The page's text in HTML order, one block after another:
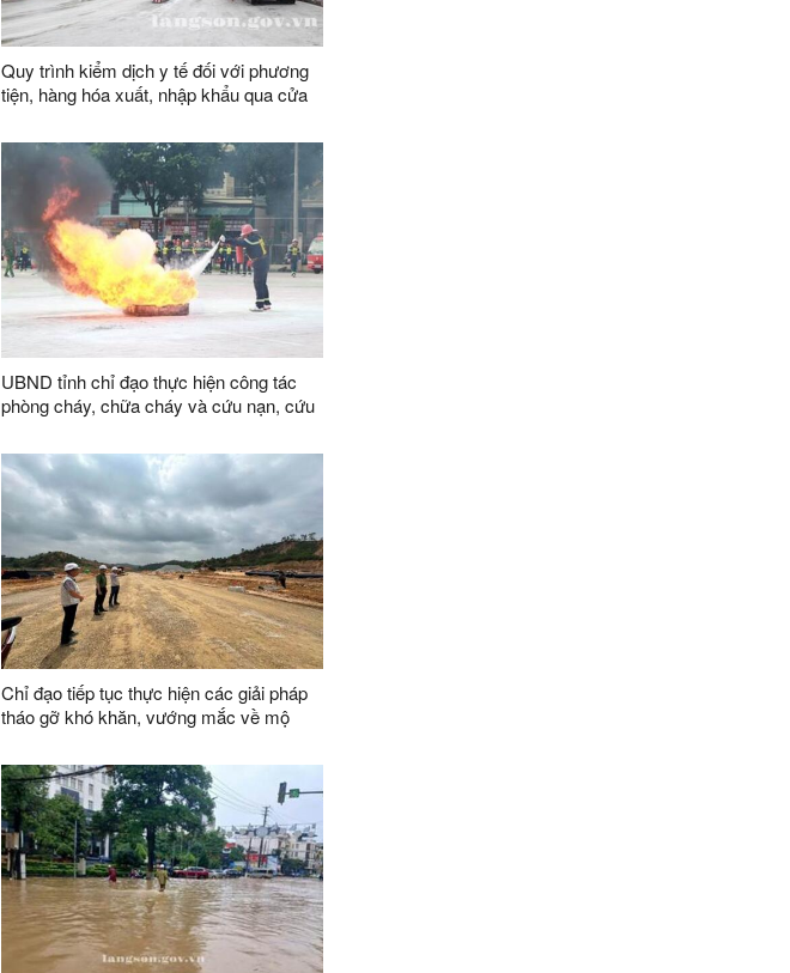
Quy trình kiểm dịch y tế đối với phương
tiện, hàng hóa xuất, nhập khẩu qua cửa
vận chuyển hàng hoá khu vực mốc
1119-1120 và đường chuyên dụng vận
chuyển hàng hoá khu vực mốc 1088/2-
1089 thuộc cặp cửa khẩu quốc tế Hữu
Nghị (Việt Nam) - Hữu Nghị Quan (Trung
Quốc)
UBND tỉnh chỉ đạo thực hiện công tác
phòng cháy, chữa cháy và cứu nạn, cứu
Chỉ đạo tiếp tục thực hiện các giải pháp
tháo gỡ khó khăn, vướng mắc về mộ
dự án trên địa bàn tỉnh